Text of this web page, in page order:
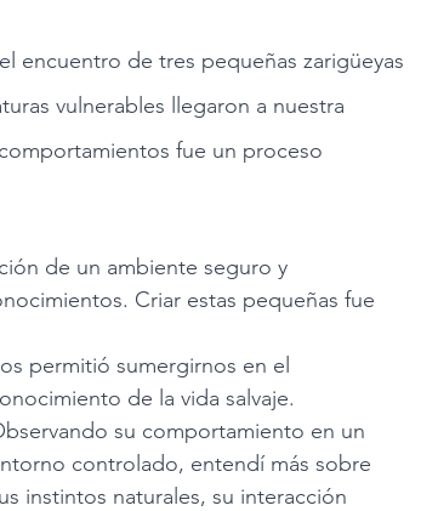
encuentro de tres pequeñas zarigüeyas
vulnerables llegaron a nuestra
fue un proceso
de un ambiente seguro y
Criar estas pequeñas fue
permitió sumergirnos en el
de la vida salvaje.
su comportamiento en un
controlado, entendí más sobre
instintos naturales, su interacción